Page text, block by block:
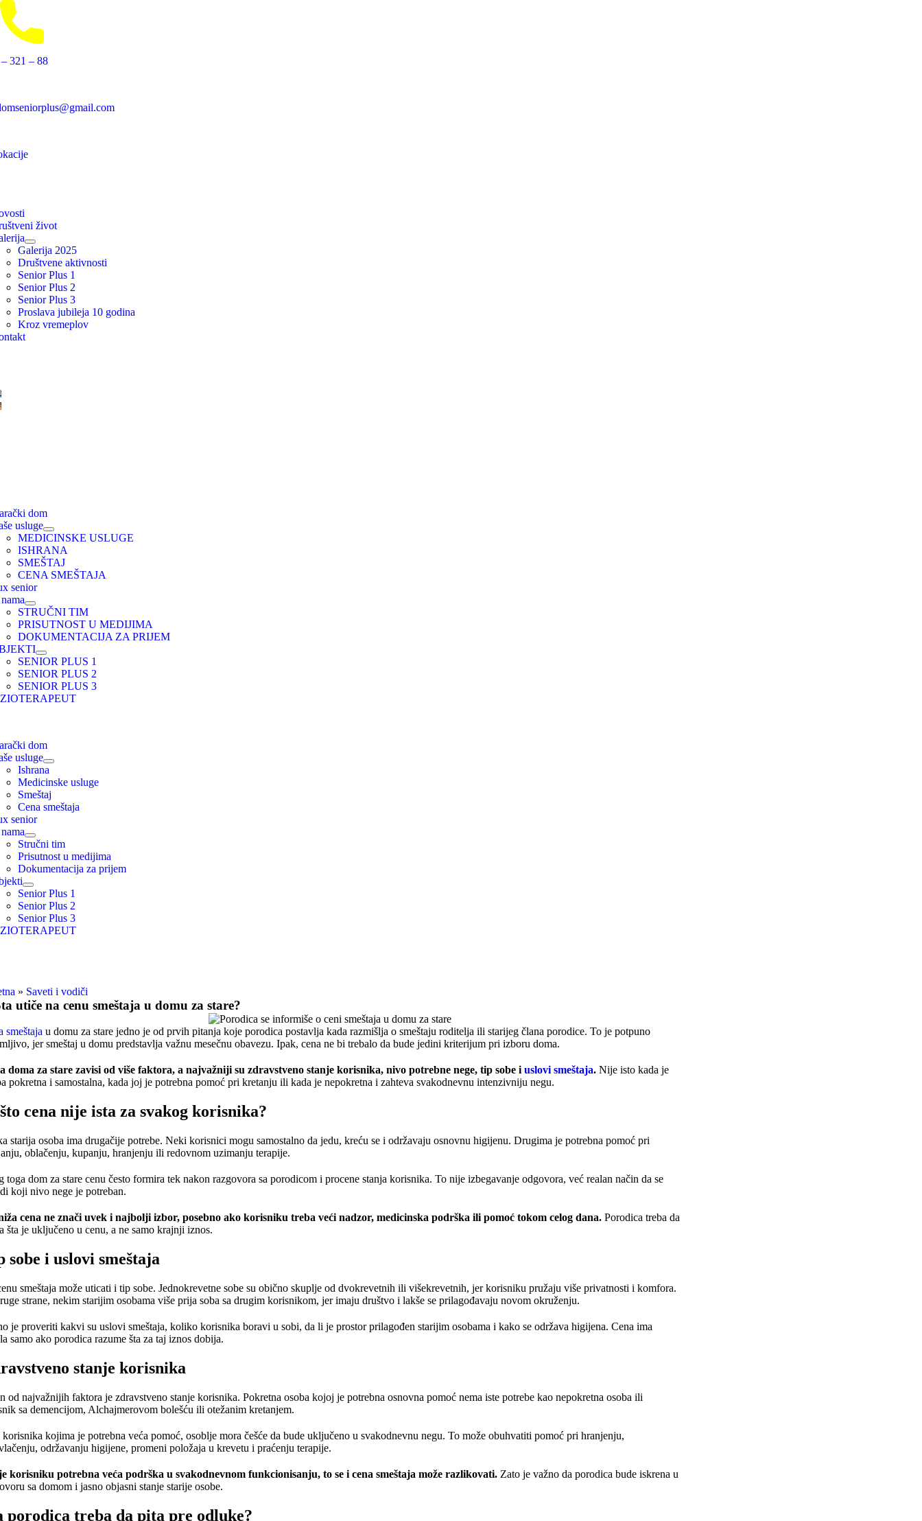
to 321 – 88
život
Galerija 2025
Društvene aktivnosti
Senior Plus 1
Senior Plus 2
Senior Plus 3
Proslava jubileja 10 godina
Kroz vremeplov
dom
usluge
MEDICINSKE USLUGE
ISHRANA
SMEŠTAJ
CENA SMEŠTAJA
senior
STRUČNI TIM
PRISUTNOST U MEDIJIMA
DOKUMENTACIJA ZA PRIJEM
SENIOR PLUS 1
SENIOR PLUS 2
SENIOR PLUS 3
dom
usluge
Ishrana
Medicinske usluge
Smeštaj
Cena smeštaja
senior
Stručni tim
Prisutnost u medijima
Dokumentacija za prijem
Senior Plus 1
Senior Plus 2
Senior Plus 3
» Saveti i vodiči
utiče na cenu smeštaja u domu za stare?
smeštaja u domu za stare jedno je od prvih pitanja koje porodica postavlja kada razmišlja o smeštaju roditelja ili starijeg člana porodice. To je potpuno
jer smeštaj u domu predstavlja važnu mesečnu obavezu. Ipak, cena ne bi trebalo da bude jedini kriterijum pri izboru doma.
doma za stare zavisi od više faktora, a najvažniji su zdravstveno stanje korisnika, nivo potrebne nege, tip sobe i uslovi smeštaja.Nije isto kada je
pokretna i samostalna, kada joj je potrebna pomoć pri kretanju ili kada je nepokretna i zahteva svakodnevnu intenzivniju negu.
cena nije ista za svakog korisnika?
starija osoba ima drugačije potrebe. Neki korisnici mogu samostalno da jedu, kreću se i održavaju osnovnu higijenu. Drugima je potrebna pomoć pri
oblačenju, kupanju, hranjenju ili redovnom uzimanju terapije.
toga dom za stare cenu često formira tek nakon razgovora sa porodicom i procene stanja korisnika. To nije izbegavanje odgovora, već realan način da se
koji nivo nege je potreban.
cena ne znači uvek i najbolji izbor, posebno ako korisniku treba veći nadzor, medicinska podrška ili pomoć tokom celog dana.Porodica treba da
šta je uključeno u cenu, a ne samo krajnji iznos.
sobe i uslovi smeštaja
smeštaja može uticati i tip sobe. Jednokrevetne sobe su obično skuplje od dvokrevetnih ili višekrevetnih, jer korisniku pružaju više privatnosti i komfora.
strane, nekim starijim osobama više prija soba sa drugim korisnikom, jer imaju društvo i lakše se prilagođavaju novom okruženju.
je proveriti kakvi su uslovi smeštaja, koliko korisnika boravi u sobi, da li je prostor prilagođen starijim osobama i kako se održava higijena. Cena ima
samo ako porodica razume šta za taj iznos dobija.
stanje korisnika
od najvažnijih faktora je zdravstveno stanje korisnika. Pokretna osoba kojoj je potrebna osnovna pomoć nema iste potrebe kao nepokretna osoba ili
sa demencijom, Alchajmerovom bolešću ili otežanim kretanjem.
kojima je potrebna veća pomoć, osoblje mora češće da bude uključeno u svakodnevnu negu. To može obuhvatiti pomoć pri hranjenju,
održavanju higijene, promeni položaja u krevetu i praćenju terapije.
korisniku potrebna veća podrška u svakodnevnom funkcionisanju, to se i cena smeštaja može razlikovati.Zato je važno da porodica bude iskrena u
sa domom i jasno objasni stanje starije osobe.
porodica treba da pita pre odluke?